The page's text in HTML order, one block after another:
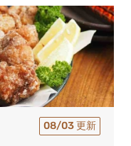
08/03 更新